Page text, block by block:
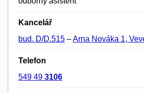
Kancelář
bud. D/D.515 –Arna Nováka 1,
Telefon
549 49 3106